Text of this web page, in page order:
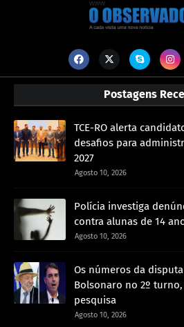
Postagens
TCE-RO alerta
desafios para
2027
Agosto 10, 2026
Polícia investiga
contra alunas de 14
Agosto 10, 2026
Os números da
Bolsonaro no 2º
pesquisa
Agosto 10, 2026